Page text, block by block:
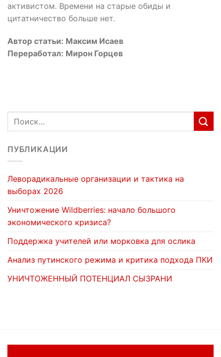
активистом. Времени на старые обиды и
цитатничество больше нет.
Автор статьи: Максим Исаев
Переработал: Мирон Горцев
ПУБЛИКАЦИИ
Леворадикальные организации и тактика на
выборах 2026
Уничтожение Wildberries: начало большого
экономического кризиса?
Поддержка учителей или морковка для ослика
Анализ путинского режима и критика подхода ПКИ
УНИЧТОЖЕННЫЙ ПОТЕНЦИАЛ СЫЗРАНИ